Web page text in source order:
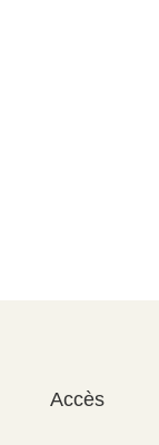
Accès